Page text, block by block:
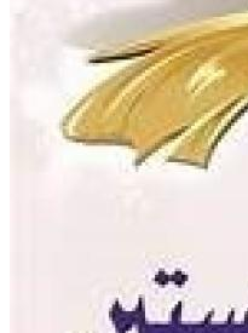
الدراسية
العليا
تسجيل المقررات
الوافديين
الدكتوراة